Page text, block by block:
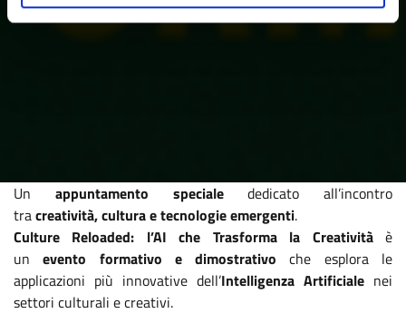
Un appuntamento specialededicato all’incontro
tracreatività, cultura e tecnologie emergenti.
Culture Reloaded: l’AI che Trasforma la Creativitàè
unevento formativo e dimostrativo che esplora le
applicazioni più innovative dell’Intelligenza Artificiale nei
settori culturali e creativi.